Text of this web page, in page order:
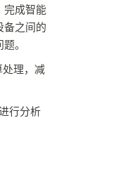
完成智能
备之间的
。
理，减
行分析